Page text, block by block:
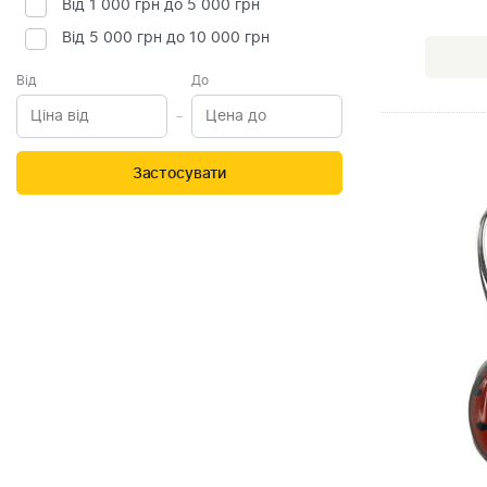
Від 1 000 грн до 5 000 грн
Від 5 000 грн до 10 000 грн
Від До
Застосувати